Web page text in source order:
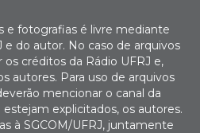
e fotografias é livre mediante
e do autor. No caso de arquivos
créditos da Rádio UFRJ e,
autores. Para uso de arquivos
mencionar o canal da
estejam explicitados, os autores.
à SGCOM/UFRJ, juntamente